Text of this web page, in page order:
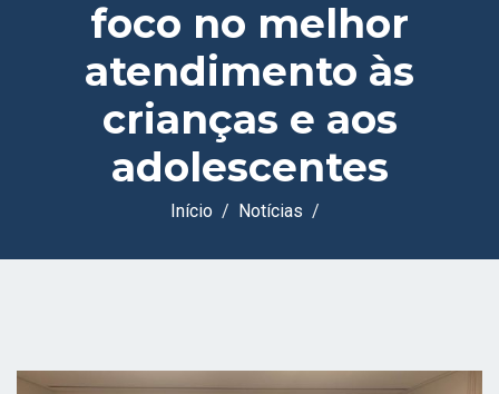
foco no melhor
atendimento às
crianças e aos
adolescentes
Início Notícias